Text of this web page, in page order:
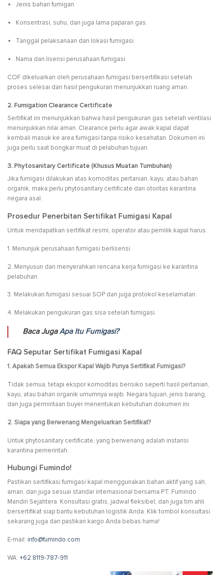
Jenis bahan fumigan
Konsentrasi, suhu, dan juga lama paparan gas.
Tanggal pelaksanaan dan lokasi fumigasi.
Nama dan lisensi perusahaan fumigasi.
COF dikeluarkan oleh perusahaan fumigasi bersertifikasi setelah
proses selesai dan hasil pengukuran menunjukkan ruang aman.
2. Fumigation Clearance Certificate
Sertifikat ini menunjukkan bahwa hasil pengukuran gas setelah ventilasi
menunjukkan nilai aman. Clearance perlu agar awak kapal dapat
kembali masuk ke area fumigasi tanpa risiko kesehatan. Dokumen ini
juga perlu saat bongkar muat di pelabuhan tujuan.
3. Phytosanitary Certificate (Khusus Muatan Tumbuhan)
Jika fumigasi dilakukan atas komoditas pertanian, kayu, atau bahan
organik, maka perlu phytosanitary certificate dari otoritas karantina
negara asal.
Prosedur Penerbitan Sertifikat Fumigasi Kapal
Untuk mendapatkan sertifikat resmi, operator atau pemilik kapal harus:
1. Menunjuk perusahaan fumigasi berlisensi.
2. Menyusun dan menyerahkan rencana kerja fumigasi ke karantina
pelabuhan.
3. Melakukan fumigasi sesuai SOP dan juga protokol keselamatan.
4. Melakukan pengukuran gas sisa setelah fumigasi.
Baca JugaApa Itu Fumigasi?
FAQ Seputar Sertifikat Fumigasi Kapal
1. Apakah Semua Ekspor Kapal Wajib Punya Sertifikat Fumigasi?
Tidak semua, tetapi ekspor komoditas berisiko seperti hasil pertanian,
kayu, atau bahan organik umumnya wajib. Negara tujuan, jenis barang,
dan juga permintaan buyer menentukan kebutuhan dokumen ini.
2. Siapa yang Berwenang Mengeluarkan Sertifikat?
Untuk phytosanitary certificate, yang berwenang adalah instansi
karantina pemerintah.
Hubungi Fumindo!
Pastikan sertifikasi fumigasi kapal menggunakan bahan aktif yang sah,
aman, dan juga sesuai standar internasional bersama PT. Fumindo
Mandiri Sejahtera. Konsultasi gratis, jadwal fleksibel, dan juga tim ahli
bersertifikat siap bantu kebutuhan logistik Anda. Klik tombol konsultasi
sekarang juga dan pastikan kargo Anda bebas hama!
E-mail: info@fumindo.com
WA: +62 8119-787-911